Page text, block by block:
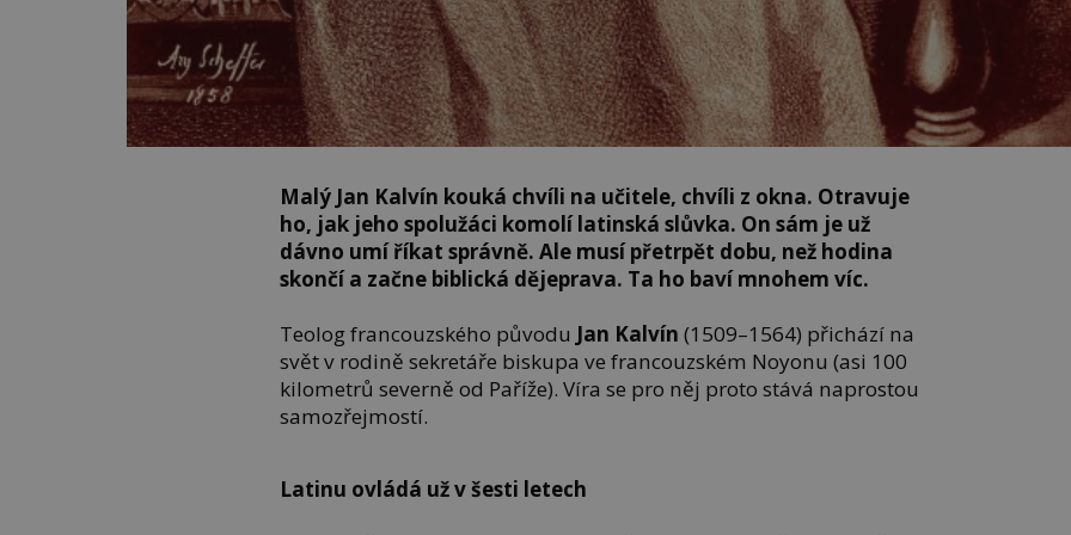
Malý Jan Kalvín kouká chvíli na učitele, chvíli z okna. Otravuje
ho, jak jeho spolužáci komolí latinská slůvka. On sám je už
dávno umí říkat správně. Ale musí přetrpět dobu, než hodina
skončí a začne biblická dějeprava. Ta ho baví mnohem víc.
Teolog francouzského původu Jan Kalvín (1509–1564) přichází na
svět v rodině sekretáře biskupa ve francouzském Noyonu (asi 100
kilometrů severně od Paříže). Víra se pro něj proto stává naprostou
samozřejmostí.
Latinu ovládá už v šesti letech